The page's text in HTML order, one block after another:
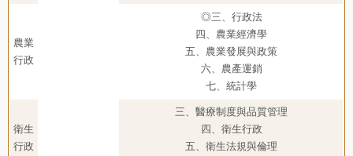
農業
行政
◎三、行政法
四、農業經濟學
五、農業發展與政策
六、農產運銷
七、統計學
衛生
行政
三、醫療制度與品質管理
四、衛生行政
五、衛生法規與倫理